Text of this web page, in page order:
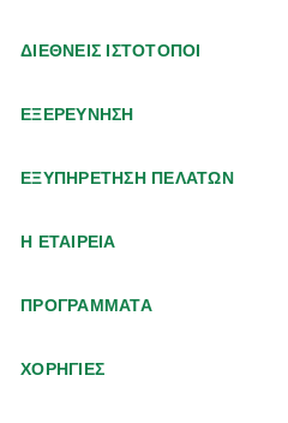
ΔΙΕΘΝΕΙΣ ΙΣΤΟΤΟΠΟΙ
ΕΞΕΡΕΥΝΗΣΗ
ΕΞΥΠΗΡΕΤΗΣΗ ΠΕΛΑΤΩΝ
Η ΕΤΑΙΡΕΙΑ
ΠΡΟΓΡΑΜΜΑΤΑ
ΧΟΡΗΓΙΕΣ